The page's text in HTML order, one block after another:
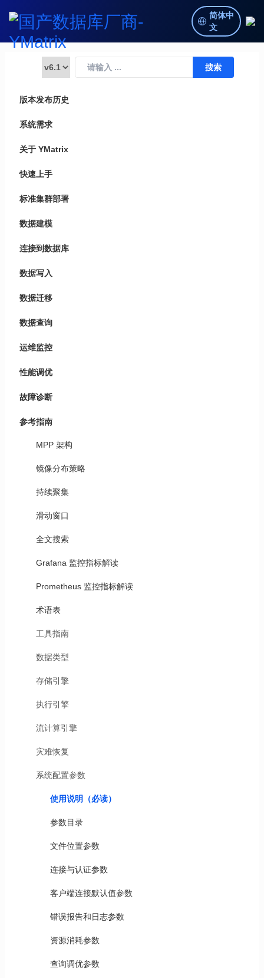
简体中
文
版本发布历史
系统需求
关于 YMatrix
快速上手
标准集群部署
数据建模
连接到数据库
数据写入
数据迁移
数据查询
运维监控
性能调优
故障诊断
参考指南
MPP 架构
镜像分布策略
持续聚集
滑动窗口
全文搜索
Grafana 监控指标解读
Prometheus 监控指标解读
术语表
工具指南
数据类型
存储引擎
执行引擎
流计算引擎
灾难恢复
系统配置参数
使用说明（必读）
参数目录
文件位置参数
连接与认证参数
客户端连接默认值参数
错误报告和日志参数
资源消耗参数
查询调优参数